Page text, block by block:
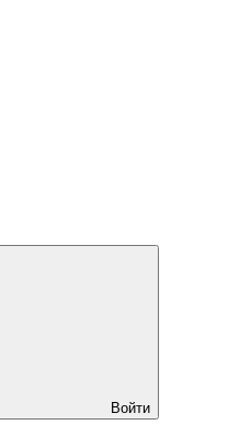
Войти